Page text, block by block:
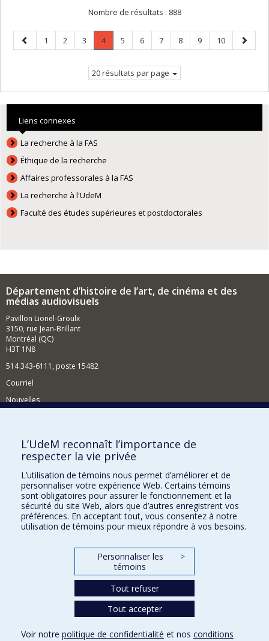
Nombre de résultats : 888
Page
précédente
Page
1 Page
2 Page
3 Page
4.
Page
Page
5 Page
6 Page
7 Page
8 Page
9 Page
10
Page
20 résultats par page
Liens connexes
La recherche à la FAS
Éthique de la recherche
Affaires professorales à la FAS
La recherche à l'UdeM
Faculté des études supérieures et postdoctorales
Département d’histoire de l’art, de cinéma et des
médias audiovisuels
Pavillon Lionel-Groulx
3150, rue Jean-Brillant
Montréal (QC)
H3T 1N8
514 343-6111, poste 15482
Courriel
Nouvelles
Comment soutenir le Département?
BESOIN D'AIDE?
Plan du site
Signaler une erreur
Accessibilité
FACULTÉ DES ARTS ET DES SCIENCES
Nos départements et écoles
L’UdeM reconnaît l’importance de
respecter la vie privée
L’utilisation de témoins nous permet d’améliorer et de
personnaliser votre expérience Web. Certains témoins
sont obligatoires pour assurer le fonctionnement et la
sécurité du site Web, alors que d’autres enregistrent vos
préférences. En acceptant tout, vous consentez à notre
utilisation de témoins pour mieux répondre à vos besoins.
Personnaliser les
témoins
>
Tout refuser
Tout accepter
Voir notre politique de confidentialité et nos conditions